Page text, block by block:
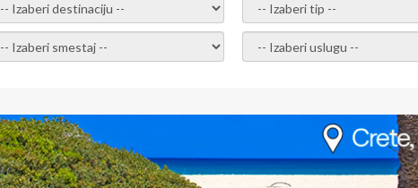
- izaberi destinaciju - - izaberi tip -
- Izaberite smestaj - - Izaberite uslugu -